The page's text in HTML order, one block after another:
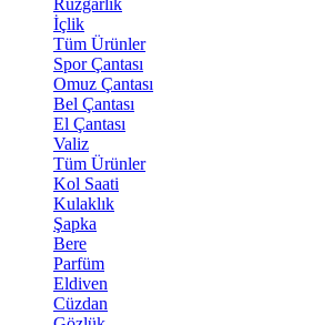
Rüzgarlık
İçlik
Tüm Ürünler
Spor Çantası
Omuz Çantası
Bel Çantası
El Çantası
Valiz
Tüm Ürünler
Kol Saati
Kulaklık
Şapka
Bere
Parfüm
Eldiven
Cüzdan